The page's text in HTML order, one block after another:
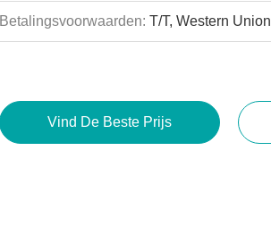
Betalingsvoorwaarden: T/T, Western Union
Vind De Beste Prijs